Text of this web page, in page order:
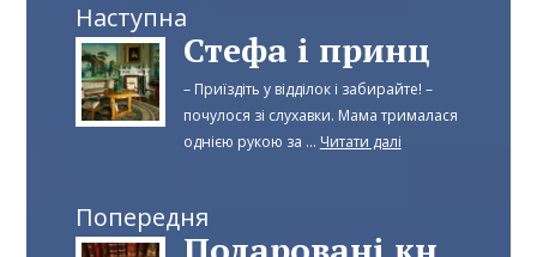
Наступна
Стефа і принц
– Приїздіть у відділок і забирайте! –
почулося зі слухавки. Мама трималася
однією рукою за ... Читати далі
Попередня